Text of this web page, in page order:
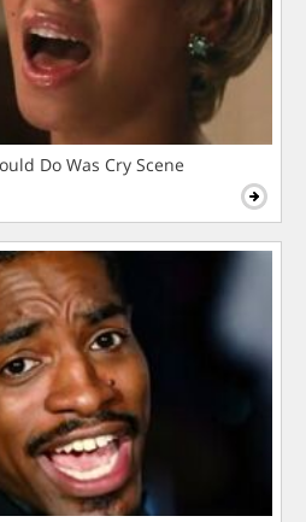
Do Was Cry Scene